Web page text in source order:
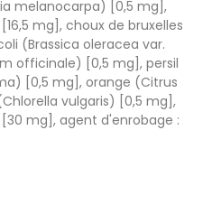
melanocarpa) [0,5 mg],
mg], choux de bruxelles
(Brassica oleracea var.
officinale) [0,5 mg], persil
[0,5 mg], orange (Citrus
vulgaris) [0,5 mg],
mg], agent d'enrobage :